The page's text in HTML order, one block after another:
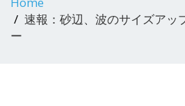
速報：砂辺、波のサイズアッ
ー